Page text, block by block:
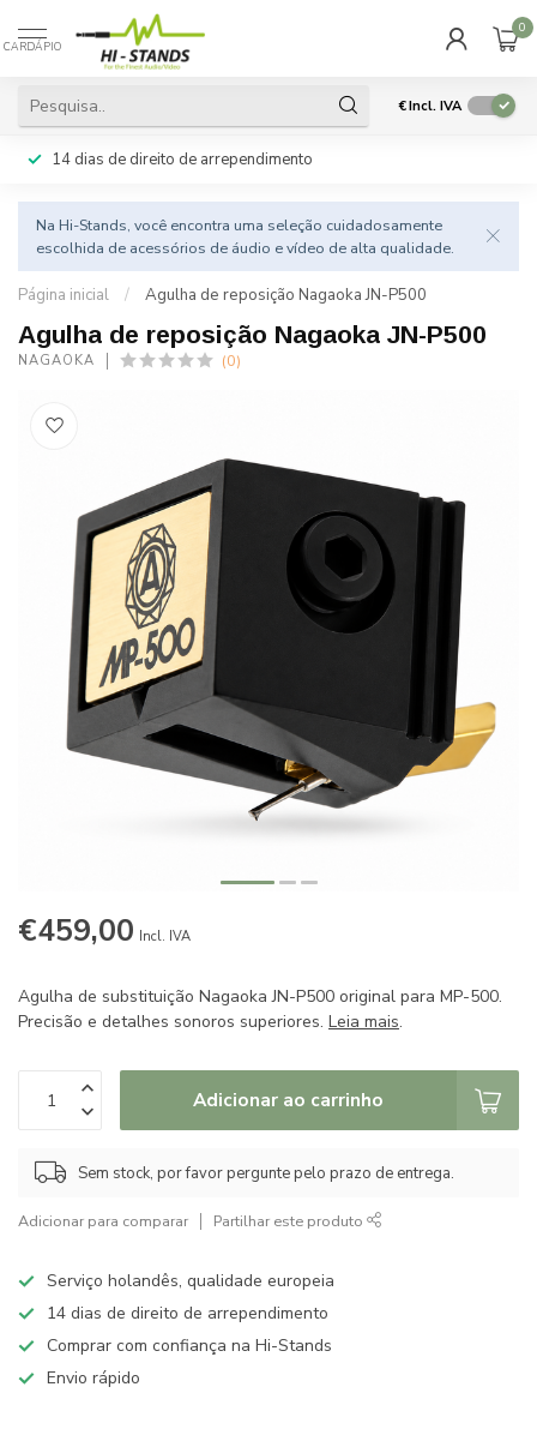
CARDÁPIO
0
€Incl. IVA
14 dias de direito de arrependimento
Na Hi-Stands, você encontra uma seleção cuidadosamente
escolhida de acessórios de áudio e vídeo de alta qualidade.
Página inicial / Agulha de reposição Nagaoka JN-P500
Agulha de reposição Nagaoka JN-P500
NAGAOKA (0)
€459,00 Incl. IVA
Agulha de substituição Nagaoka JN-P500 original para MP-500.
Precisão e detalhes sonoros superiores. Leia mais.
Adicionar ao carrinho
Sem stock, por favor pergunte pelo prazo de entrega.
Adicionar para comparar Partilhar este produto
Serviço holandês, qualidade europeia
14 dias de direito de arrependimento
Comprar com confiança na Hi-Stands
Envio rápido